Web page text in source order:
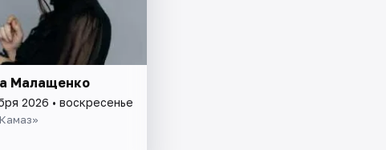
Малащенко
2026 • воскресенье